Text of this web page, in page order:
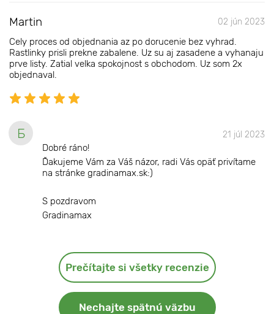
Martin 02 jún 2023
Cely proces od objednania az po dorucenie bez vyhrad.
Rastlinky prisli prekne zabalene. Uz su aj zasadene a vyhanaju
prve listy. Zatial velka spokojnost s obchodom. Uz som 2x
objednaval.
Б 21 júl 2023
Dobré ráno!
Ďakujeme Vám za Váš názor, radi Vás opäť privítame
na stránke gradinamax.sk:)
S pozdravom
Gradinamax
Prečítajte si všetky recenzie
Nechajte spätnú väzbu